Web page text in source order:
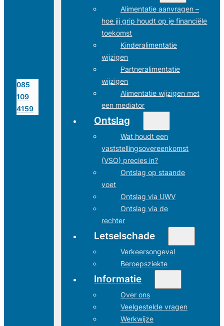
085
109
4159
Alimentatie aanvragen –
hoe jij grip houdt op je financiële
toekomst
Kinderalimentatie
wijzigen
Partneralimentatie
wijzigen
Alimentatie wijzigen met
een mediator
Ontslag
Wat houdt een
vaststellingsovereenkomst
(VSO) precies in?
Ontslag op staande
voet
Ontslag via UWV
Ontslag via de
rechter
Letselschade
Verkeersongeval
Beroepsziekte
Informatie
Over ons
Veelgestelde vragen
Werkwijze